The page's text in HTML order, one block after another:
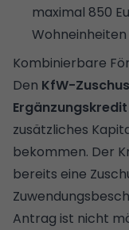
maximal 850
Wohneinheiten
Kombinierbare
Den KfW-
Ergänzungskredit
zusätzliches
bekommen. Der
bereits eine
Antrag ist nicht